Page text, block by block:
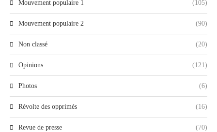
Mouvement populaire 1 (105)
Mouvement populaire 2 (90)
Non classé (20)
Opinions (121)
Photos (6)
Révolte des opprimés (16)
Revue de presse (70)